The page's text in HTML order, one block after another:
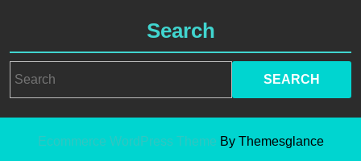
Search
Ecommerce WordPress Theme By Themesglance